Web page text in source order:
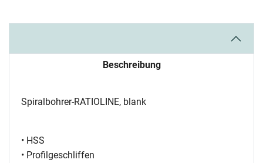
Beschreibung
Spiralbohrer-RATIOLINE, blank
• HSS
• Profilgeschliffen